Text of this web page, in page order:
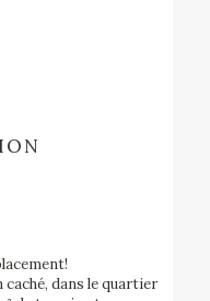
caché, dans le quartier